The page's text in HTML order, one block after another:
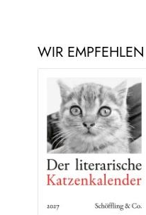
WIR EMPFEHLEN